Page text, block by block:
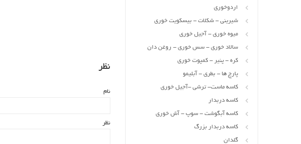
نظر
نام
نظر
اردوخوری
شیرینی - شکلات - بیسکویت خوری
میوه خوری - آجیل خوری
سالاد خوری - سس خوری - روغن دان
کره - پنیر - کمپوت خوری
پارچ ها - بطری - آبلیمو
کاسه ماست- ترشی -آجیل خوری
کاسه دربدار
کاسه آبگوشت - سوپ - آش خوری
کاسه دربدار بزرگ
گلدان